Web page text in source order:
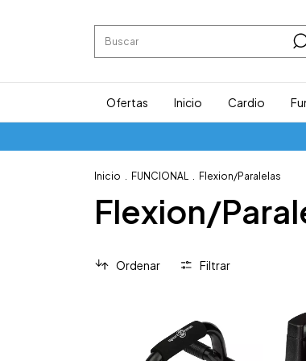
Ofertas Inicio Cardio
Inicio . FUNCIONAL . Flexion/Paralelas
Flexion/
Ordenar Filtrar